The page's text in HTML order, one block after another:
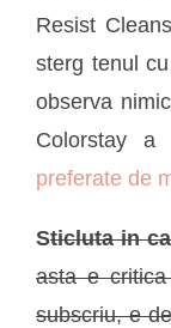
Resist
sterg tenul
observa
Colorstay
preferate de
Sticluta in
asta e
subscriu, e